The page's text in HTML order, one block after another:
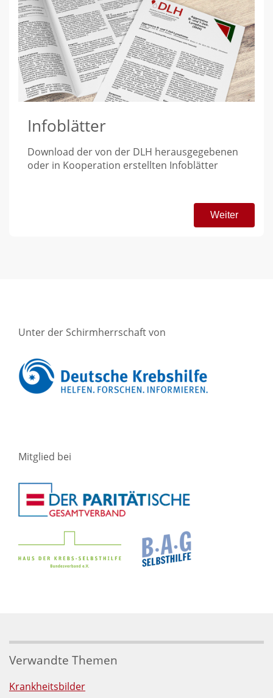
Infoblätter
Download der von der DLH herausgegebenen
oder in Kooperation erstellten Infoblätter
Weiter
Unter der Schirmherrschaft von
Mitglied bei
Verwandte Themen
Krankheitsbilder